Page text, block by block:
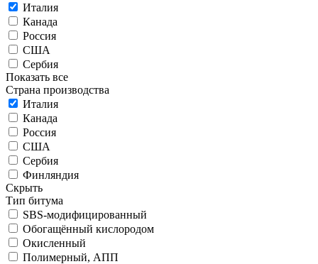
Италия
Канада
Россия
США
Сербия
Показать все
Страна производства
Италия
Канада
Россия
США
Сербия
Финляндия
Скрыть
Тип битума
SBS-модифицированный
Обогащённый кислородом
Окисленный
Полимерный, АПП